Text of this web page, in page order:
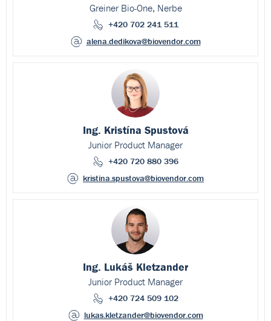
Greiner Bio-One, Nerbe
+420 702 241 511
alena.dedikova@biovendor.com
Ing. Kristína Spustová
Junior Product Manager
+420 720 880 396
kristina.spustova@biovendor.com
Ing. Lukáš Kletzander
Junior Product Manager
+420 724 509 102
lukas.kletzander@biovendor.com